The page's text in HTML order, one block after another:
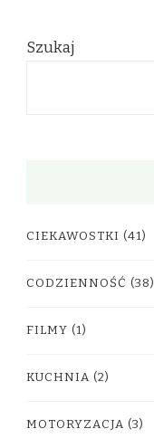
Szukaj
CIEKAWOSTKI (41)
CODZIENNOŚĆ (38)
FILMY (1)
KUCHNIA (2)
MOTORYZACJA (3)